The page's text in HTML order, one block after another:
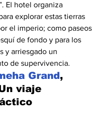
El hotel organiza
explorar estas tierras
el imperio; como paseos
de fondo y para los
y arriesgado un
de supervivencia.
Grand,
viaje